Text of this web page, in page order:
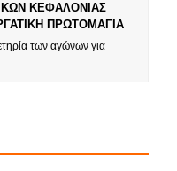
ΚΕΦΑΛΟΝΙΑΣ
ΠΡΩΤΟΜΑΓΙΑ
των αγώνων για